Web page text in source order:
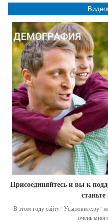
Присоединяйтесь и вы к
В этом году сайту "Усыновите.ру"
очень